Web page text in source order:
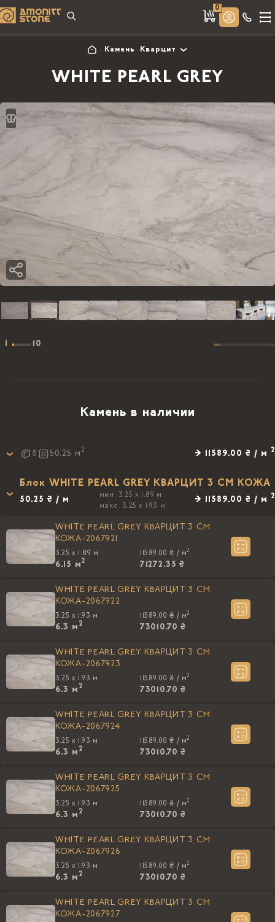
0
Камень Кварцит
WHITE PEARL GREY
1 10
Камень в наличии
8 50.25 м 2 → 11589.00 ₴ / м 2
Блок WHITE PEARL GREY КВАРЦИТ 3 CM КОЖА
50.25 ₴ / м
мин. 3.25 x 1.89 м
макс. 3.25 x 1.93 м
→ 11589.00 ₴ / м 2
WHITE PEARL GREY КВАРЦИТ 3 CM
КОЖА-2067921
3.25 x 1.89 м
6.15 м2
11589.00 ₴ / м2
71272.35 ₴
WHITE PEARL GREY КВАРЦИТ 3 CM
КОЖА-2067922
3.25 x 1.93 м
6.3 м 2
11589.00 ₴ / м2
73010.70 ₴
WHITE PEARL GREY КВАРЦИТ 3 CM
КОЖА-2067923
3.25 x 1.93 м
6.3 м 2
11589.00 ₴ / м2
73010.70 ₴
WHITE PEARL GREY КВАРЦИТ 3 CM
КОЖА-2067924
3.25 x 1.93 м
6.3 м 2
11589.00 ₴ / м2
73010.70 ₴
WHITE PEARL GREY КВАРЦИТ 3 CM
КОЖА-2067925
3.25 x 1.93 м
6.3 м 2
11589.00 ₴ / м2
73010.70 ₴
WHITE PEARL GREY КВАРЦИТ 3 CM
КОЖА-2067926
3.25 x 1.93 м
6.3 м 2
11589.00 ₴ / м2
73010.70 ₴
WHITE PEARL GREY КВАРЦИТ 3 CM
КОЖА-2067927